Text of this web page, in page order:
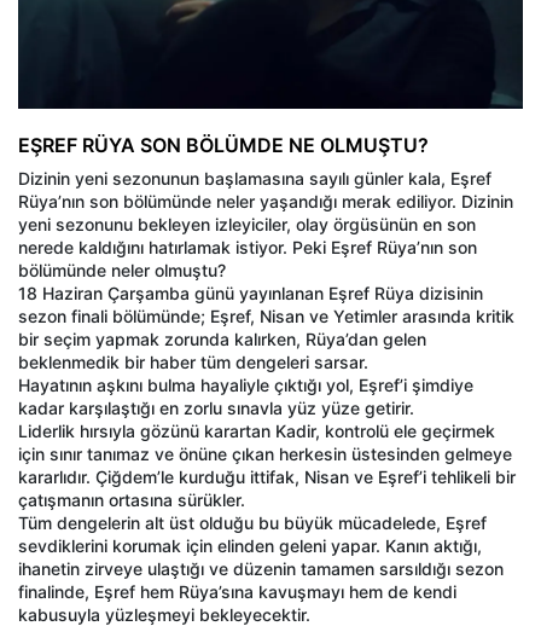
EŞREF RÜYA SON BÖLÜMDE NE OLMUŞTU?
Dizinin yeni sezonunun başlamasına sayılı günler kala, Eşref
Rüya’nın son bölümünde neler yaşandığı merak ediliyor. Dizinin
yeni sezonunu bekleyen izleyiciler, olay örgüsünün en son
nerede kaldığını hatırlamak istiyor. Peki Eşref Rüya’nın son
bölümünde neler olmuştu?
18 Haziran Çarşamba günü yayınlanan Eşref Rüya dizisinin
sezon finali bölümünde; Eşref, Nisan ve Yetimler arasında kritik
bir seçim yapmak zorunda kalırken, Rüya’dan gelen
beklenmedik bir haber tüm dengeleri sarsar.
Hayatının aşkını bulma hayaliyle çıktığı yol, Eşref’i şimdiye
kadar karşılaştığı en zorlu sınavla yüz yüze getirir.
Liderlik hırsıyla gözünü karartan Kadir, kontrolü ele geçirmek
için sınır tanımaz ve önüne çıkan herkesin üstesinden gelmeye
kararlıdır. Çiğdem’le kurduğu ittifak, Nisan ve Eşref’i tehlikeli bir
çatışmanın ortasına sürükler.
Tüm dengelerin alt üst olduğu bu büyük mücadelede, Eşref
sevdiklerini korumak için elinden geleni yapar. Kanın aktığı,
ihanetin zirveye ulaştığı ve düzenin tamamen sarsıldığı sezon
finalinde, Eşref hem Rüya’sına kavuşmayı hem de kendi
kabusuyla yüzleşmeyi bekleyecektir.